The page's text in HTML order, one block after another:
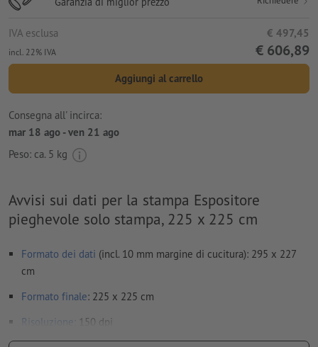
IVA esclusa € 497,45
incl. 22% IVA € 606,89
Aggiungi al carrello
Consegna all' incirca:
mar 18 ago - ven 21 ago
Peso: ca. 5 kg
Avvisi sui dati per la stampa Espositore
pieghevole solo stampa, 225 x 225 cm
Formato dei dati (incl. 10 mm margine di cucitura): 295 x 227
cm
Formato finale: 225 x 225 cm
Risoluzione:
150 dpi